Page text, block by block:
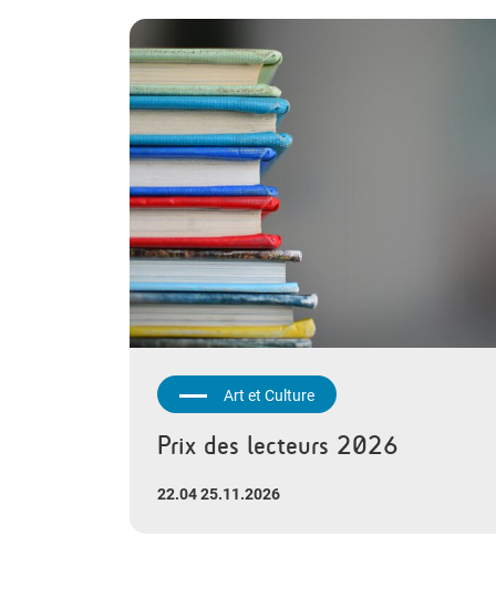
Art et Culture
Prix des lecteurs 2026
22.04 25.11.2026